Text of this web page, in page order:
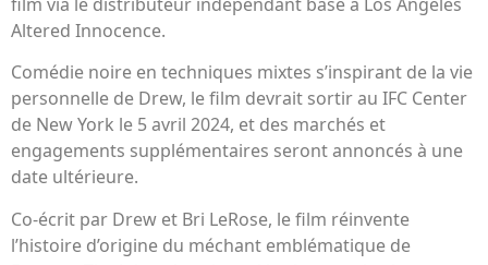
Altered Innocence.
Comédie noire en techniques mixtes s’inspirant de la vie
personnelle de Drew, le film devrait sortir au IFC Center
de New York le 5 avril 2024, et des marchés et
engagements supplémentaires seront annoncés à une
date ultérieure.
Co-écrit par Drew et Bri LeRose, le film réinvente
l’histoire d’origine du méchant emblématique de